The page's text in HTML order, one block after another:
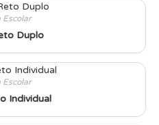
Escolar
Duplo
Escolar
Individual